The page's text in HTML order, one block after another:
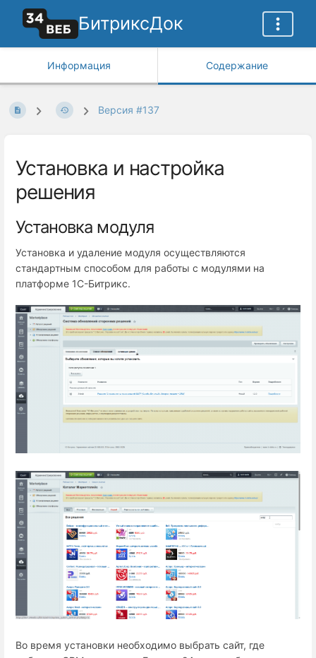
БитриксДок
Информация Содержание
Версия #137
Установка и настройка
решения
Установка модуля
Установка и удаление модуля осуществляются
стандартным способом для работы с модулями на
платформе 1С-Битрикс.
Во время установки необходимо выбрать сайт, где